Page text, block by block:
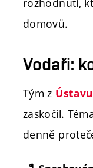
rozhodnutí,
domovů.
Vodaři:
Tým z
zaskočil.
denně